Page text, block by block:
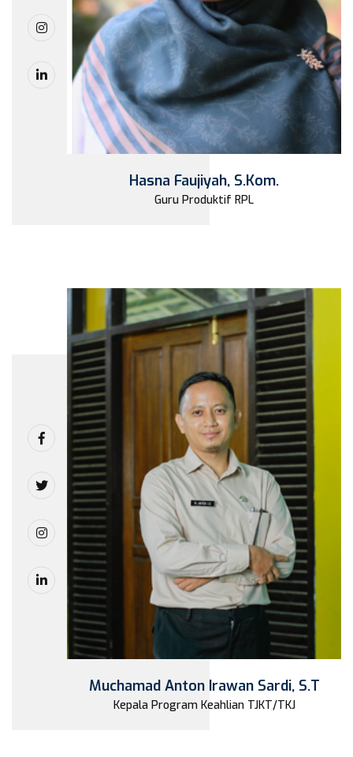
Hasna Faujiyah, S.Kom.
Guru Produktif RPL
Muchamad Anton Irawan Sardi, S.T
Kepala Program Keahlian TJKT/TKJ